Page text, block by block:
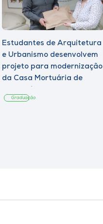
Estudantes de Arquitetura
e Urbanismo desenvolvem
projeto para modernização
da Casa Mortuária de
Graduação